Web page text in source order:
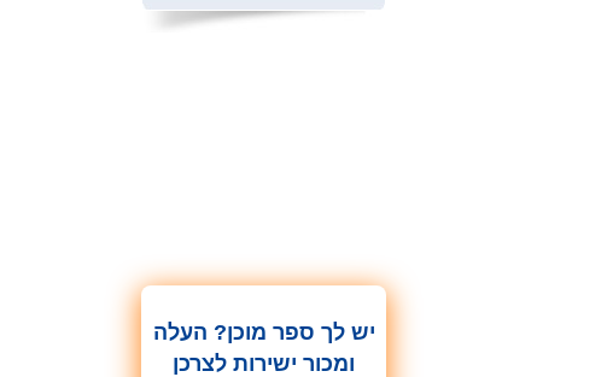
יש לך ספר מוכן? העלה
ומכור ישירות לצרכן